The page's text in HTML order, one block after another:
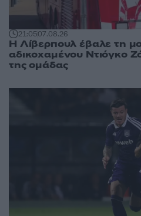
21:0507.08.26
Η Λίβερπουλ έβαλε τη
αδικοχαμένου Ντιόγκο
της ομάδας